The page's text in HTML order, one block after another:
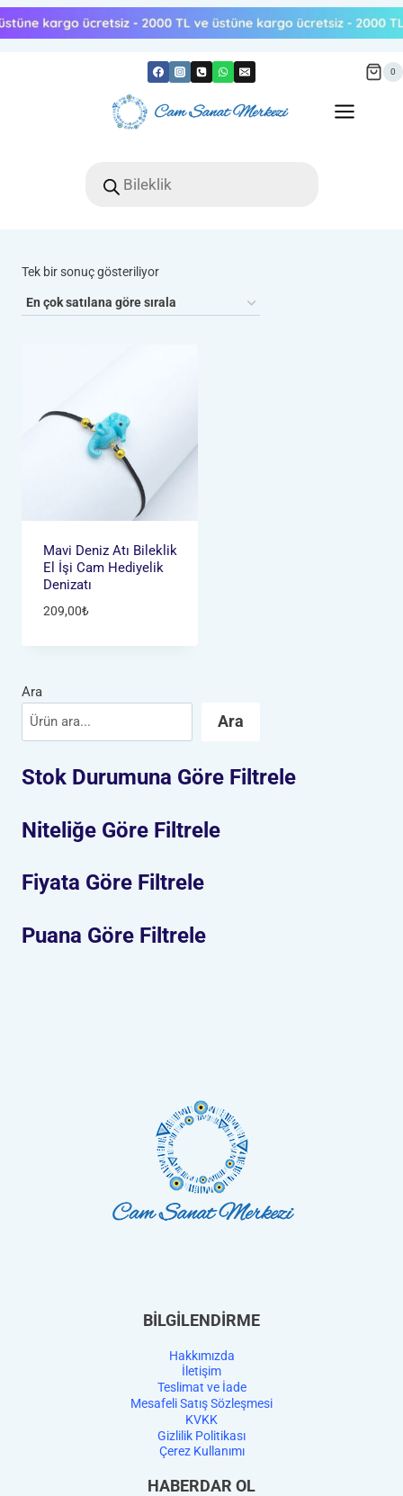
Skip
to
0
search
Tek bir sonuç gösteriliyor
Mavi Deniz Atı Bileklik
El İşi Cam Hediyelik
Denizatı
209,00₺
Ara
Ara
Stok Durumuna Göre Filtrele
Niteliğe Göre Filtrele
Fiyata Göre Filtrele
Puana Göre Filtrele
BİLGİLENDİRME
Hakkımızda
İletişim
Teslimat ve İade
Mesafeli Satış Sözleşmesi
KVKK
Gizlilik Politikası
Çerez Kullanımı
HABERDAR OL